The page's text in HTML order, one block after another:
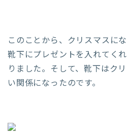
このことから、クリスマスに
靴下にプレゼントを入れてく
りました。そして、靴下はク
い関係になったのです。